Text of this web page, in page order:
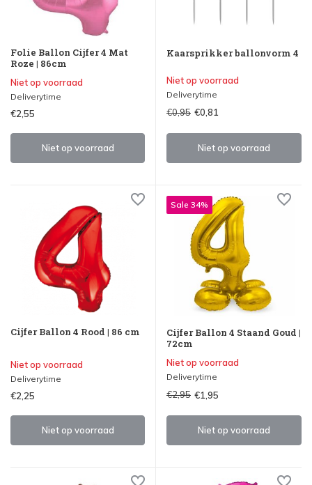
Folie Ballon Cijfer 4 Mat
Roze | 86cm
Niet op voorraad
Deliverytime
€2,55
Niet op voorraad
Kaarsprikker ballonvorm 4
Niet op voorraad
Deliverytime
€0,95 €0,81
Niet op voorraad
Cijfer Ballon 4 Rood | 86 cm
Niet op voorraad
Deliverytime
€2,25
Niet op voorraad
Sale 34%
Cijfer Ballon 4 Staand Goud |
72cm
Niet op voorraad
Deliverytime
€2,95 €1,95
Niet op voorraad